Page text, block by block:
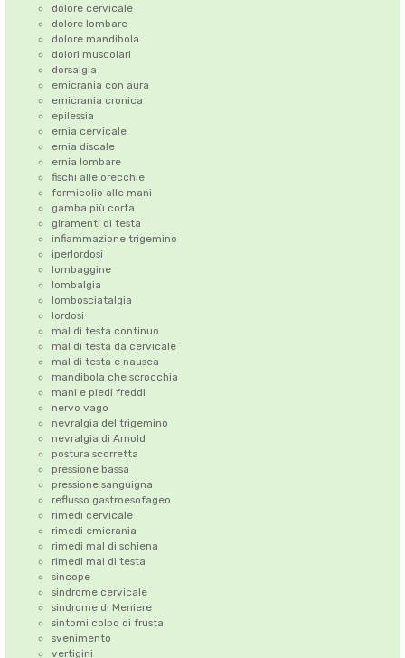
dolore cervicale
dolore lombare
dolore mandibola
dolori muscolari
dorsalgia
emicrania con aura
emicrania cronica
epilessia
ernia cervicale
ernia discale
ernia lombare
fischi alle orecchie
formicolio alle mani
gamba più corta
giramenti di testa
infiammazione trigemino
iperlordosi
lombaggine
lombalgia
lombosciatalgia
lordosi
mal di testa continuo
mal di testa da cervicale
mal di testa e nausea
mandibola che scrocchia
mani e piedi freddi
nervo vago
nevralgia del trigemino
nevralgia di Arnold
postura scorretta
pressione bassa
pressione sanguigna
reflusso gastroesofageo
rimedi cervicale
rimedi emicrania
rimedi mal di schiena
rimedi mal di testa
sincope
sindrome cervicale
sindrome di Meniere
sintomi colpo di frusta
svenimento
vertigini